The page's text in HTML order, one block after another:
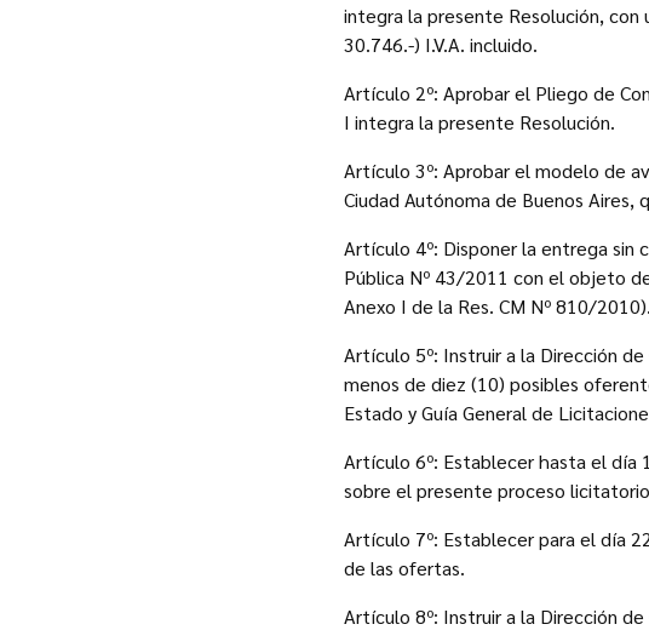
integra la presente Resolución,
30.746.-) I.V.A. incluido.
Artículo 2º: Aprobar el Pliego de
I integra la presente Resolución.
Artículo 3º: Aprobar el modelo de
Ciudad Autónoma de Buenos
Artículo 4º: Disponer la entrega sin
Pública Nº 43/2011 con el objeto
Anexo I de la Res. CM Nº 810/2010).
Artículo 5º: Instruir a la Dirección
menos de diez (10) posibles
Estado y Guía General de
Artículo 6º: Establecer hasta el día
sobre el presente proceso
Artículo 7º: Establecer para el día
de las ofertas.
Artículo 8º: Instruir a la Dirección